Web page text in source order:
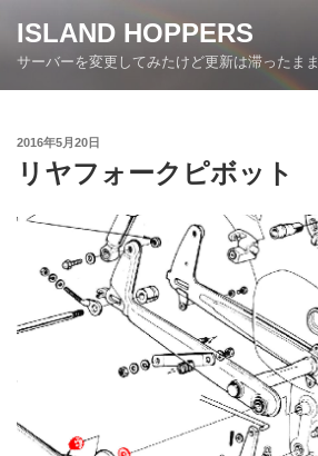
ン
ISLAND HOPPERS
サーバーを変更してみたけど更新は滞ったまま
投
稿
日:
2016年5月20日
リヤフォークピボット